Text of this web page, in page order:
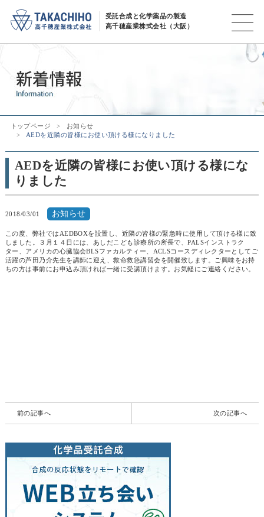
受託合成と化学薬品の製造
高千穂産業株式会社（大阪）
トップページ
お知らせ
AEDを近隣の皆様にお使い頂ける様になりました
AEDを近隣の皆様にお使い頂ける様にな
りました
2018/03/01 お知らせ
この度、弊社ではAEDBOXを設置し、近隣の皆様の緊急時に使用して頂ける様に致
しました。３月１４日には、あしだこども診療所の所長で、PALSインストラク
ター、アメリカの心臓協会BLSファカルティー、ACLSコースディレクターとしてご
活躍の芦田乃介先生を講師に迎え、救命救急講習会を開催致します。ご興味をお持
ちの方は事前にお申込み頂ければ一緒に受講頂けます。お気軽にご連絡ください。
前の記事へ 次の記事へ